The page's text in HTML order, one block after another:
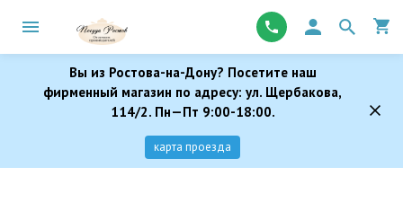
Вы из Ростова-на-Дону? Посетите наш
фирменный магазин по адресу: ул. Щербакова,
114/2. Пн—Пт 9:00-18:00.
карта проезда